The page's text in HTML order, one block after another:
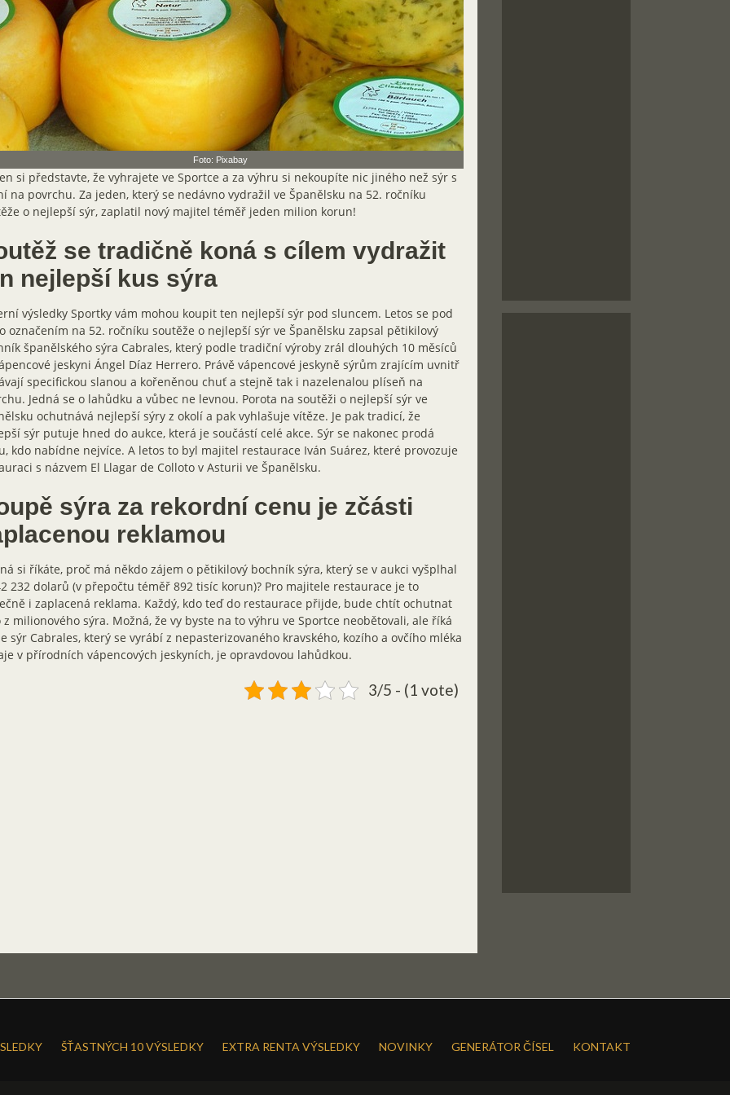
Foto: Pixabay
si představte, že vyhrajete ve Sportce a za výhru si nekoupíte nic jiného než sýr s
na povrchu. Za jeden, který se nedávno vydražil ve Španělsku na 52. ročníku
o nejlepší sýr, zaplatil nový majitel téměř jeden milion korun!
se tradičně koná s cílem vydražit
nejlepší kus sýra
výsledky Sportky vám mohou koupit ten nejlepší sýr pod sluncem. Letos se pod
označením na 52. ročníku soutěže o nejlepší sýr ve Španělsku zapsal pětikilový
španělského sýra Cabrales, který podle tradiční výroby zrál dlouhých 10 měsíců
jeskyni Ángel Díaz Herrero. Právě vápencové jeskyně sýrům zrajícím uvnitř
specifickou slanou a kořeněnou chuť a stejně tak i nazelenalou plíseň na
Jedná se o lahůdku a vůbec ne levnou. Porota na soutěži o nejlepší sýr ve
ochutnává nejlepší sýry z okolí a pak vyhlašuje vítěze. Je pak tradicí, že
sýr putuje hned do aukce, která je součástí celé akce. Sýr se nakonec prodá
kdo nabídne nejvíce. A letos to byl majitel restaurace Iván Suárez, které provozuje
s názvem El Llagar de Colloto v Asturii ve Španělsku.
sýra za rekordní cenu je zčásti
reklamou
si říkáte, proč má někdo zájem o pětikilový bochník sýra, který se v aukci vyšplhal
232 dolarů (v přepočtu téměř 892 tisíc korun)? Pro majitele restaurace je to
i zaplacená reklama. Každý, kdo teď do restaurace přijde, bude chtít ochutnat
milionového sýra. Možná, že vy byste na to výhru ve Sportce neobětovali, ale říká
sýr Cabrales, který se vyrábí z nepasterizovaného kravského, kozího a ovčího mléka
v přírodních vápencových jeskyních, je opravdovou lahůdkou.
3/5 - (1 vote)
ŠŤASTNÝCH 10 VÝSLEDKY EXTRA RENTA VÝSLEDKY NOVINKY GENERÁTOR ČÍSEL KONTAKT